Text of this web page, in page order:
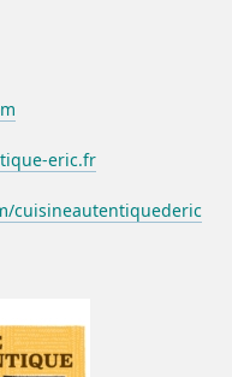
eric.fr
cuisineautentiquederic